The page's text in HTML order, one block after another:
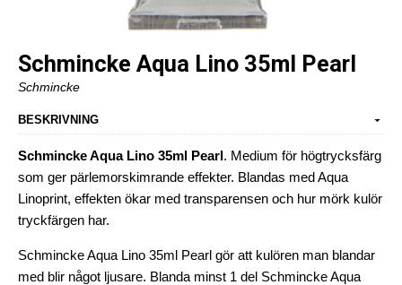
Schmincke Aqua Lino 35ml Pearl
Schmincke
BESKRIVNING
Schmincke Aqua Lino 35ml Pearl. Medium för högtrycksfärg
som ger pärlemorskimrande effekter. Blandas med Aqua
Linoprint, effekten ökar med transparensen och hur mörk kulör
tryckfärgen har.
Schmincke Aqua Lino 35ml Pearl gör att kulören man blandar
med blir något ljusare. Blanda minst 1 del Schmincke Aqua